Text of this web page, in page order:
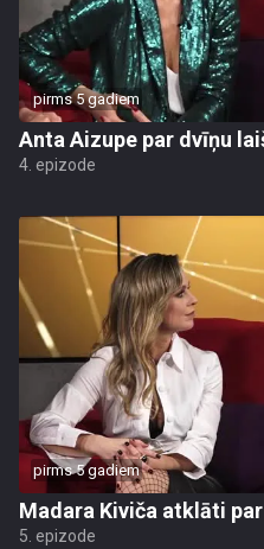
pirms 5 gadiem
Anta Aizupe par dvīņu
4. epizode
pirms 5 gadiem
Madara Kiviča atklāti
5. epizode